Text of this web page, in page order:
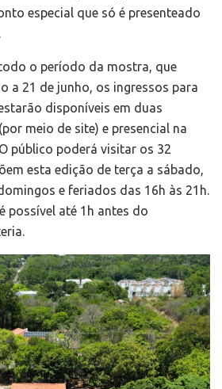
especial que só é presenteado
o período da mostra, que
a 21 de junho, os ingressos para
disponíveis em duas
meio de site) e presencial na
público poderá visitar os 32
esta edição de terça a sábado,
e feriados das 16h às 21h.
possível até 1h antes do